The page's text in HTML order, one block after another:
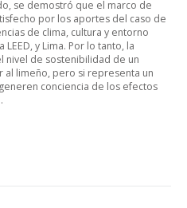
se demostró que el marco de
por los aportes del caso de
de clima, cultura y entorno
y Lima. Por lo tanto, la
nivel de sostenibilidad de un
al limeño, pero si representa un
conciencia de los efectos